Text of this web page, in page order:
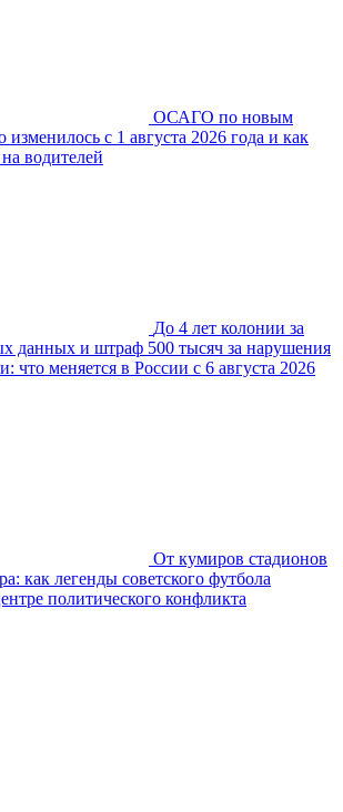
ОСАГО по новым
изменилось с 1 августа 2026 года и как
водителей
До 4 лет колонии за
данных и штраф 500 тысяч за нарушения
что меняется в России с 6 августа 2026
От кумиров стадионов
как легенды советского футбола
политического конфликта